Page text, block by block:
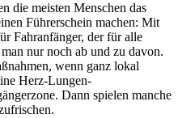
die meisten Menschen das
Führerschein machen: Mit
Fahranfänger, der für alle
nur noch ab und zu davon.
wenn ganz lokal
Herz-Lungen-
Dann spielen manche